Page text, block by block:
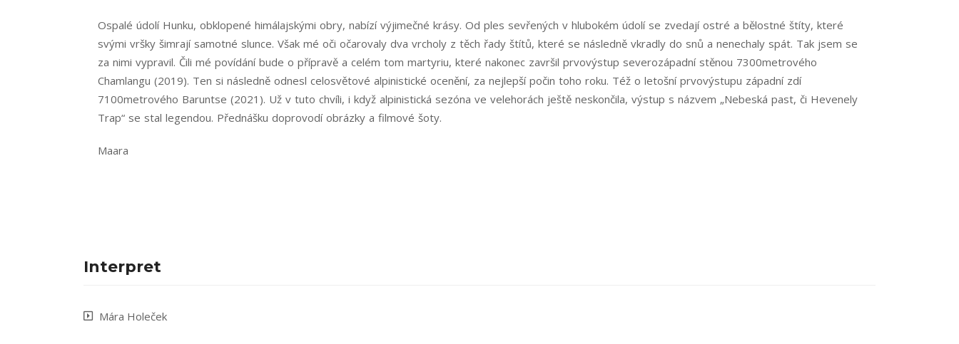
Ospalé údolí Hunku, obklopené himálajskými obry, nabízí výjimečné krásy. Od ples sevřených v hlubokém údolí se zvedají ostré a bělostné štíty, které
svými vršky šimrají samotné slunce. Však mé oči očarovaly dva vrcholy z těch řady štítů, které se následně vkradly do snů a nenechaly spát. Tak jsem se
za nimi vypravil. Čili mé povídání bude o přípravě a celém tom martyriu, které nakonec završil prvovýstup severozápadní stěnou 7300metrového
Chamlangu (2019). Ten si následně odnesl celosvětové alpinistické ocenění, za nejlepší počin toho roku. Též o letošní prvovýstupu západní zdí
7100metrového Baruntse (2021). Už v tuto chvíli, i když alpinistická sezóna ve velehorách ještě neskončila, výstup s názvem „Nebeská past, či Hevenely
Trap“ se stal legendou. Přednášku doprovodí obrázky a filmové šoty.
Maara
Interpret
Mára Holeček